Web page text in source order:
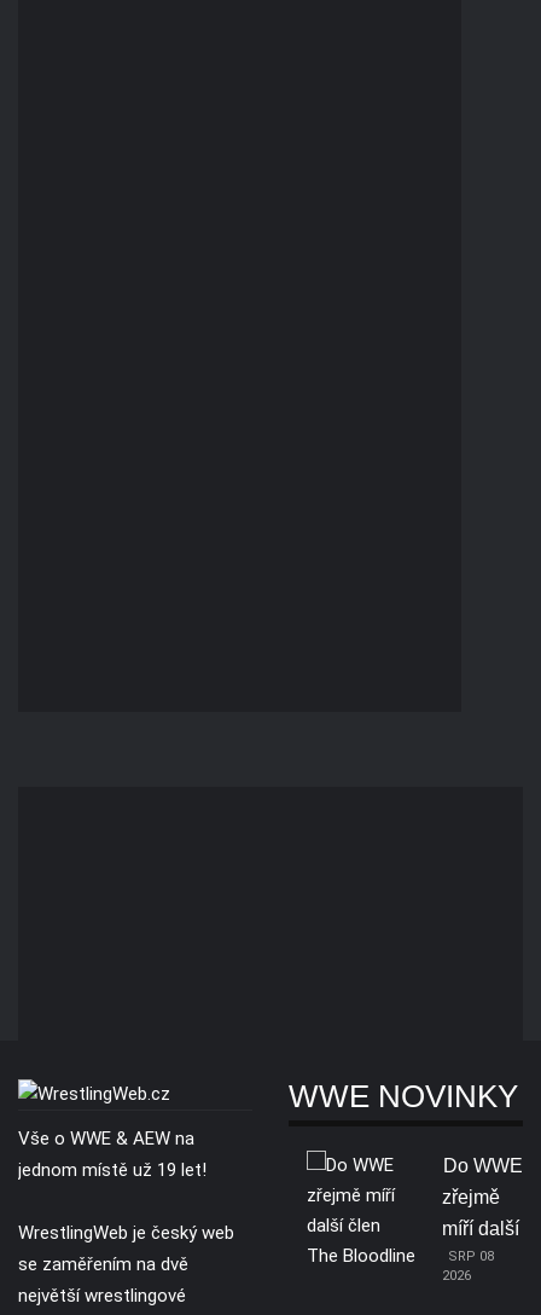
Vše o WWE & AEW na
jednom místě už 19 let!
WrestlingWeb je český web
se zaměřením na dvě
největší wrestlingové
WWE NOVINKY
Do WWE
zřejmě
míří další
SRP 08
2026